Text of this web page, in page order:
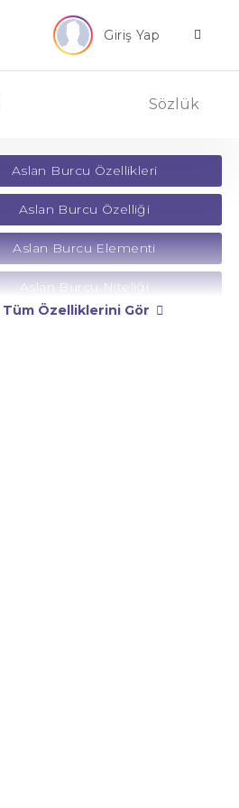
Giriş Yap
Sözlük
Para Falı
Aslan Burcu Özellikleri
Aslan Burcu Özelliği
Aslan Burcu Elementi
Aslan Burcu Niteliği
Tüm Özelliklerini Gör